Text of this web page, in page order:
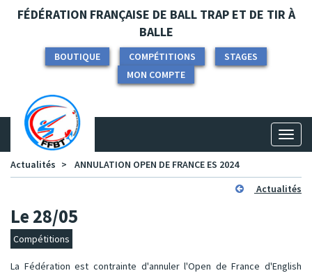
Panneau de gestion des cookies
FÉDÉRATION FRANÇAISE DE BALL TRAP ET DE TIR À
BALLE
BOUTIQUE COMPÉTITIONS
STAGES
MON COMPTE
Actualités
ANNULATION OPEN DE FRANCE ES 2024
Actualités
Le 28/05
Compétitions
La Fédération est contrainte d'annuler l'Open de France d'English